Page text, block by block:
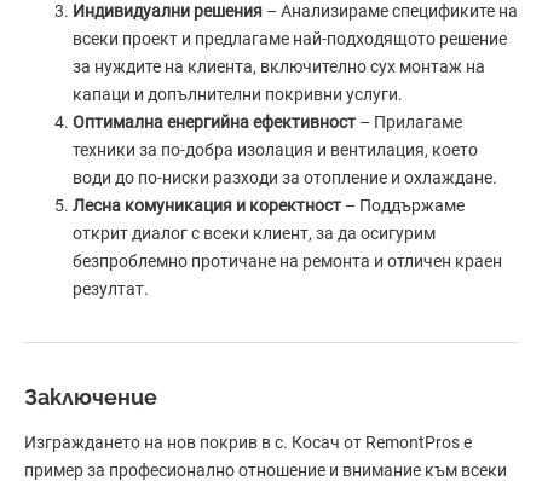
Индивидуални решения – Анализираме спецификите на
всеки проект и предлагаме най-подходящото решение
за нуждите на клиента, включително сух монтаж на
капаци и допълнителни покривни услуги.
Оптимална енергийна ефективност – Прилагаме
техники за по-добра изолация и вентилация, което
води до по-ниски разходи за отопление и охлаждане.
Лесна комуникация и коректност – Поддържаме
открит диалог с всеки клиент, за да осигурим
безпроблемно протичане на ремонта и отличен краен
резултат.
Заключение
Изграждането на нов покрив в с. Косач от RemontPros е
пример за професионално отношение и внимание към всеки